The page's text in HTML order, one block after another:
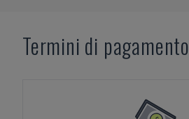
Termini di pagamento